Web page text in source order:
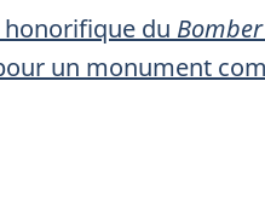
du
un monument